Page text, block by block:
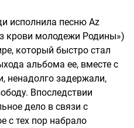
исполнила песню Az
крови молодежи Родины»)
который быстро стал
альбома ее, вместе с
ненадолго задержали,
Впоследствии
дело в связи с
с тех пор набрало